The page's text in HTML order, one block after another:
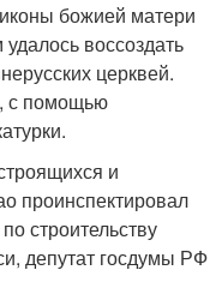
божией матери
воссоздать
церквей.
с помощью
и
проинспектировал
строительству
депутат госдумы РФ